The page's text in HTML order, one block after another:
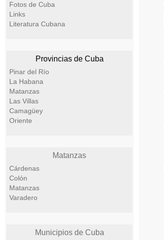
Fotos de Cuba
Links
Literatura Cubana
Provincias de Cuba
Pinar del Río
La Habana
Matanzas
Las Villas
Camagüey
Oriente
Matanzas
Cárdenas
Colón
Matanzas
Varadero
Municipios de Cuba